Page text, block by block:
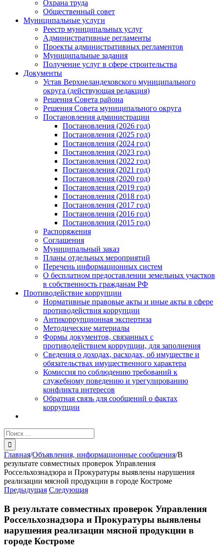
Охрана труда
Общественный совет
Муниципальные услуги
Реестр муниципальных услуг
Административные регламенты
Проекты административных регламентов
Муниципальные задания
Получение услуг в сфере строительства
Документы
Устав Верхнеландеховского муниципального
округа (действующая редакция)
Решения Совета района
Решения Совета муниципального округа
Постановления администрации
Постановления (2026 год)
Постановления (2025 год)
Постановления (2024 год)
Постановления (2023 год)
Постановления (2022 год)
Постановления (2021 год)
Постановления (2020 год)
Постановления (2019 год)
Постановления (2018 год)
Постановления (2017 год)
Постановления (2016 год)
Постановления (2015 год)
Распоряжения
Соглашения
Муниципальный заказ
Планы отдельных мероприятий
Перечень информационных систем
О бесплатном предоставлении земельных участков
в собственность гражданам РФ
Противодействие коррупции
Нормативные правовые акты и иные акты в сфере
противодействия коррупции
Антикоррупционная экспертиза
Методические материалы
Формы документов, связанных с
противодействием коррупции, для заполнения
Сведения о доходах, расходах, об имуществе и
обязательствах имущественного характера
Комиссия по соблюдению требований к
служебному поведению и урегулированию
конфликта интересов
Обратная связь для сообщений о фактах
коррупции
Результат
поиска:
Главная/Объявления, информационные сообщения/В
результате совместных проверок Управления
Россельхознадзора и Прокуратуры выявлены нарушения
реализации мясной продукции в городе Костроме
Предыдущая Следующая
В результате совместных проверок Управления
Россельхознадзора и Прокуратуры выявлены
нарушения реализации мясной продукции в
городе Костроме